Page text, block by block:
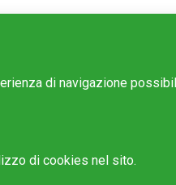
di navigazione
di cookies nel sito.